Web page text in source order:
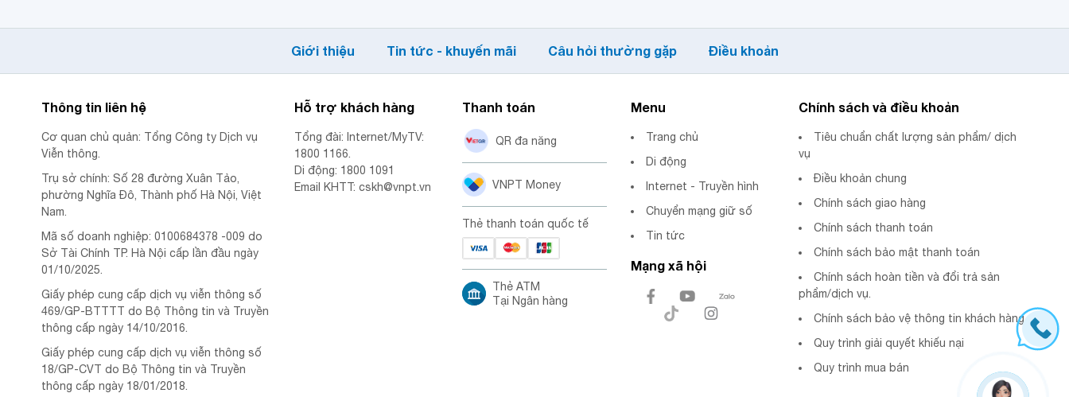
Giới thiệu Tin tức - khuyến mãi Câu hỏi thường gặp Điều khoản
Thông tin liên hệ
Cơ quan chủ quản: Tổng Công ty Dịch vụ
Viễn thông.
Trụ sở chính: Số 28 đường Xuân Tảo,
phường Nghĩa Đô, Thành phố Hà Nội, Việt
Nam.
Mã số doanh nghiệp: 0100684378 -009 do
Sở Tài Chính TP. Hà Nội cấp lần đầu ngày
01/10/2025.
Giấy phép cung cấp dịch vụ viễn thông số
469/GP-BTTTT do Bộ Thông tin và Truyền
thông cấp ngày 14/10/2016.
Giấy phép cung cấp dịch vụ viễn thông số
18/GP-CVT do Bộ Thông tin và Truyền
thông cấp ngày 18/01/2018.
Hỗ trợ khách hàng
Tổng đài: Internet/MyTV:
1800 1166.
Di động: 1800 1091
Email KHTT: cskh@vnpt.vn
Thanh toán
QR đa năng
VNPT Money
Thẻ thanh toán quốc tế
Thẻ ATM
Tại Ngân hàng
Menu
Trang chủ
Di động
Internet - Truyền hình
Chuyển mạng giữ số
Tin tức
Mạng xã hội
Chính sách và điều khoản
Tiêu chuẩn chất lượng sản phẩm/ dịch
vụ
Điều khoản chung
Chính sách giao hàng
Chính sách thanh toán
Chính sách bảo mật thanh toán
Chính sách hoàn tiền và đổi trả sản
phẩm/dịch vụ.
Chính sách bảo vệ thông tin khách hàng
Quy trình giải quyết khiếu nại
Quy trình mua bán